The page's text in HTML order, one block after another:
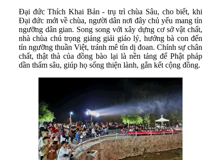
Đại đức Thích Khai Bản - trụ trì chùa Sâu, cho biết, khi
Đại đức mới về chùa, người dân nơi đây chủ yếu mang tín
ngưỡng dân gian. Song song với xây dựng cơ sở vật chất,
nhà chùa chú trọng giảng giải giáo lý, hướng bà con đến
tín ngưỡng thuần Việt, tránh mê tín dị đoan. Chính sự chân
chất, thật thà của đồng bào lại là nền tảng để Phật pháp
dần thấm sâu, giúp họ sống thiện lành, gắn kết cộng đồng.